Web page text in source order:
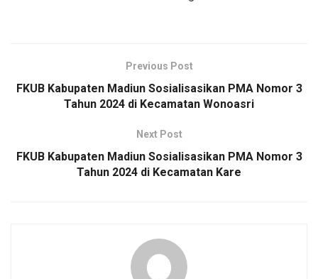
Previous Post
FKUB Kabupaten Madiun Sosialisasikan PMA Nomor 3
Tahun 2024 di Kecamatan Wonoasri
Next Post
FKUB Kabupaten Madiun Sosialisasikan PMA Nomor 3
Tahun 2024 di Kecamatan Kare